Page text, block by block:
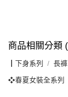
商品相關分類
┃下身系列 長
❖春夏女裝全系列